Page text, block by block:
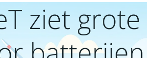
ziet grote